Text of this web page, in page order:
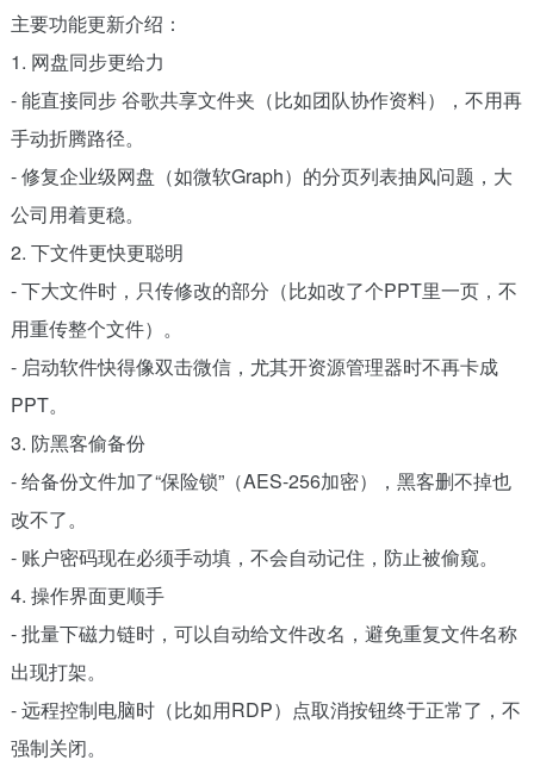
主要功能更新介绍：
1. 网盘同步更给力
- 能直接同步 谷歌共享文件夹（比如团队协作资料），不用再
手动折腾路径。
- 修复企业级网盘（如微软Graph）的分页列表抽风问题，大
公司用着更稳。
2. 下文件更快更聪明
- 下大文件时，只传修改的部分（比如改了个PPT里一页，不
用重传整个文件）。
- 启动软件快得像双击微信，尤其开资源管理器时不再卡成
PPT。
3. 防黑客偷备份
- 给备份文件加了“保险锁”（AES-256加密），黑客删不掉也
改不了。
- 账户密码现在必须手动填，不会自动记住，防止被偷窥。
4. 操作界面更顺手
- 批量下磁力链时，可以自动给文件改名，避免重复文件名称
出现打架。
- 远程控制电脑时（比如用RDP）点取消按钮终于正常了，不
强制关闭。